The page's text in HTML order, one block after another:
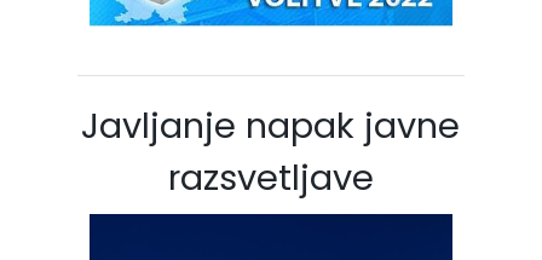
Javljanje napak javne
razsvetljave